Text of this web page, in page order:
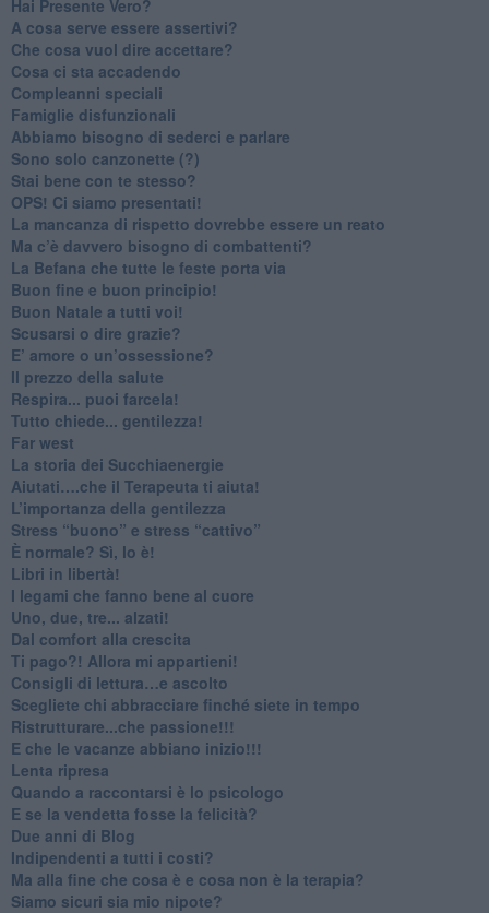
​Hai Presente Vero?
A cosa serve essere assertivi?
​Che cosa vuol dire accettare?
​Cosa ci sta accadendo
​Compleanni speciali
​Famiglie disfunzionali
​Abbiamo bisogno di sederci e parlare
Sono solo canzonette (?)
​Stai bene con te stesso?
​OPS! Ci siamo presentati!
​La mancanza di rispetto dovrebbe essere un reato
​Ma c’è davvero bisogno di combattenti?
​La Befana che tutte le feste porta via
Buon fine e buon principio!
​Buon Natale a tutti voi!
​Scusarsi o dire grazie?
​E’ amore o un’ossessione?
​Il prezzo della salute
​Respira... puoi farcela!
​Tutto chiede... gentilezza!
​Far west
​La storia dei Succhiaenergie
​Aiutati….che il Terapeuta ti aiuta!
​L’importanza della gentilezza
​Stress “buono” e stress “cattivo”
​È normale? Sì, lo è!
​Libri in libertà!
​I legami che fanno bene al cuore
Uno, due, tre... alzati!​
​Dal comfort alla crescita
​Ti pago?! Allora mi appartieni!​
​Consigli di lettura…e ascolto
​Scegliete chi abbracciare finché siete in tempo
​Ristrutturare...che passione!!!
​E che le vacanze abbiano inizio!!!
​Lenta ripresa
​Quando a raccontarsi è lo psicologo
​E se la vendetta fosse la felicità?
​Due anni di Blog
​Indipendenti a tutti i costi?
​Ma alla fine che cosa è e cosa non è la terapia?
​Siamo sicuri sia mio nipote?